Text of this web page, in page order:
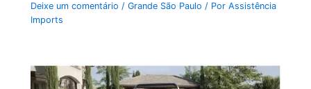
Deixe um comentário /Grande São Paulo / PorAssistência
Imports